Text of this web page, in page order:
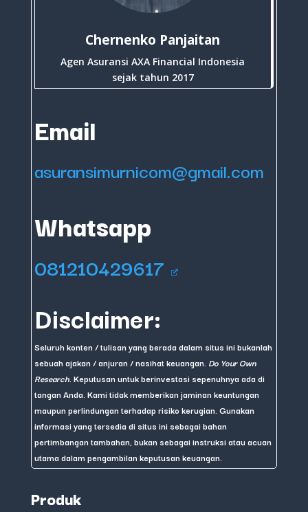
Chernenko Panjaitan
Agen Asuransi AXA Financial Indonesia
sejak tahun 2017
Email
asuransimurnicom@gmail.com
Whatsapp
081210429617
Disclaimer:
Seluruh konten / tulisan yang berada dalam situs ini bukanlah
sebuah ajakan / anjuran / nasihat keuangan. Do Your Own
Research . Keputusan untuk berinvestasi sepenuhnya ada di
tangan Anda. Kami tidak memberikan jaminan keuntungan
maupun perlindungan terhadap risiko kerugian. Gunakan
informasi yang tersedia di situs ini sebagai bahan
pertimbangan tambahan, bukan sebagai instruksi atau acuan
utama dalam pengambilan keputusan keuangan.
Produk